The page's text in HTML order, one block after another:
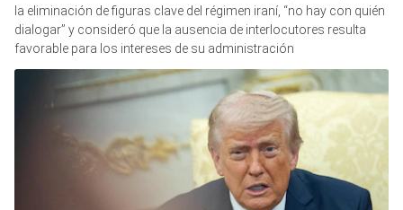
la eliminación de figuras clave del régimen iraní, “no hay con quién
dialogar” y consideró que la ausencia de interlocutores resulta
favorable para los intereses de su administración